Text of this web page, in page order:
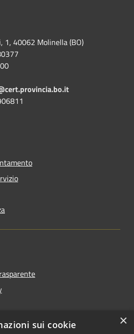
1, 40062 Molinella (BO)
×
sui cookie